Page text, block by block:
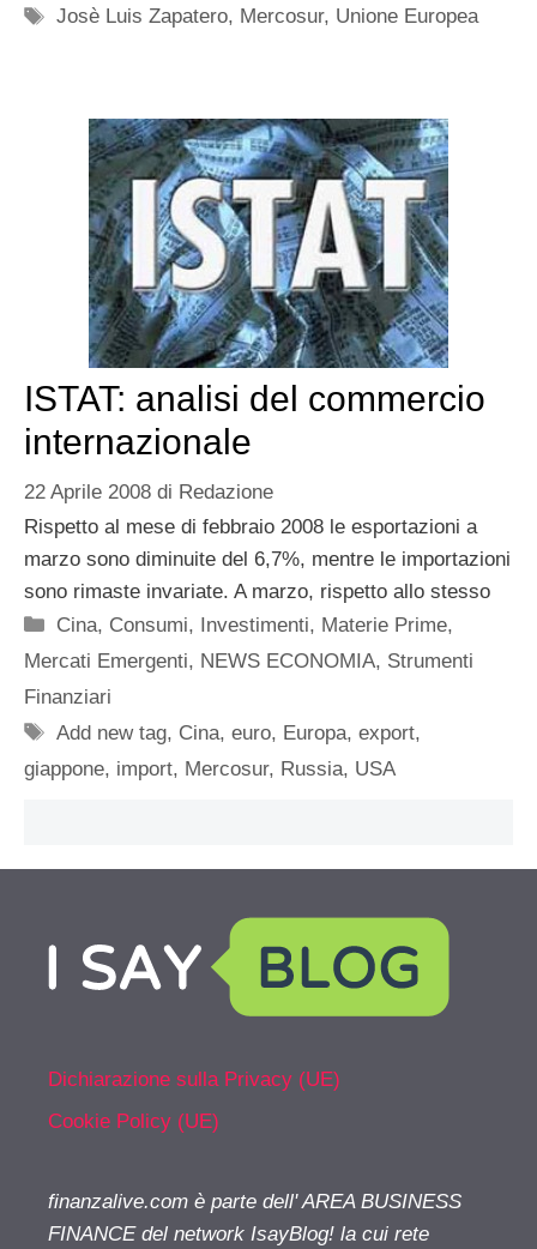
Tag
Josè Luis Zapatero, Mercosur, Unione Europea
ISTAT: analisi del commercio
internazionale
22 Aprile 2008 di Redazione
Rispetto al mese di febbraio 2008 le esportazioni a
marzo sono diminuite del 6,7%, mentre le importazioni
sono rimaste invariate. A marzo, rispetto allo stesso
Categorie
Cina, Consumi, Investimenti, Materie Prime,
Mercati Emergenti, NEWS ECONOMIA, Strumenti
Finanziari
Tag
Add new tag, Cina,euro, Europa,export,
giappone, import, Mercosur, Russia, USA
Dichiarazione sulla Privacy (UE)
Cookie Policy (UE)
finanzalive.com è parte dell' AREA BUSINESS
FINANCE del network IsayBlog! la cui rete